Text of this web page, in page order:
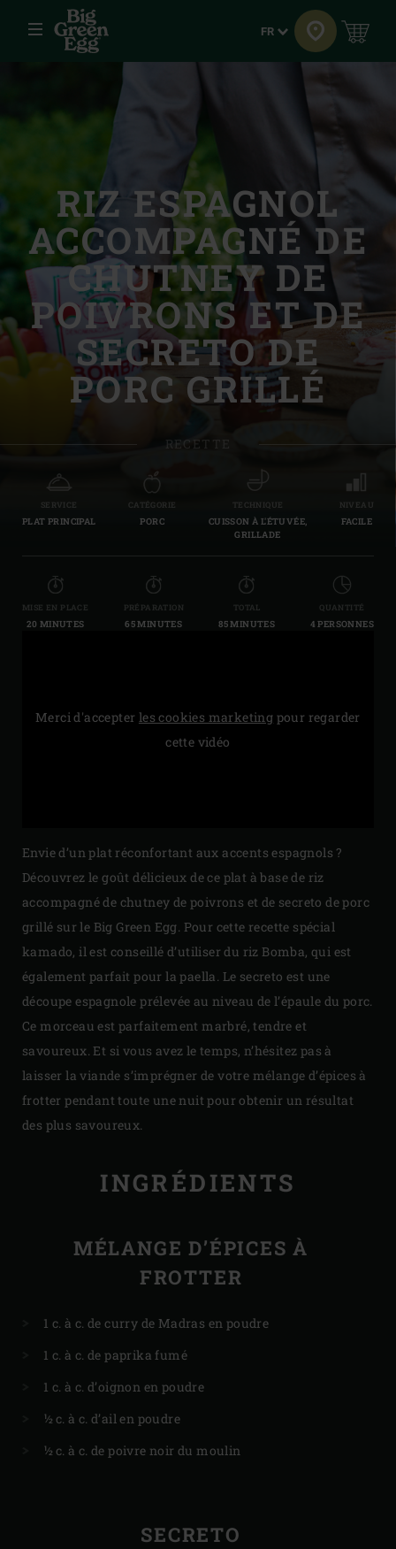
Menu Langue
FR
RIZ ESPAGNOL
ACCOMPAGNÉ DE
CHUTNEY DE
POIVRONS ET DE
SECRETO DE
PORC GRILLÉ
RECETTE
SERVICE
PLAT PRINCIPAL
CATÉGORIE
PORC
TECHNIQUE
CUISSON À L'ÉTUVÉE,
GRILLADE
NIVEAU
FACILE
MISE EN PLACE
20 MINUTES
PRÉPARATION
65 MINUTES
TOTAL
85 MINUTES
QUANTITÉ
4 PERSONNES
Merci d'accepter les cookies marketing pour regarder
cette vidéo
Envie d’un plat réconfortant aux accents espagnols ?
Découvrez le goût délicieux de ce plat à base de riz
accompagné de chutney de poivrons et de secreto de porc
grillé sur le Big Green Egg. Pour cette recette spécial
kamado, il est conseillé d’utiliser du riz Bomba, qui est
également parfait pour la paella. Le secreto est une
découpe espagnole prélevée au niveau de l’épaule du porc.
Ce morceau est parfaitement marbré, tendre et
savoureux. Et si vous avez le temps, n’hésitez pas à
laisser la viande s’imprégner de votre mélange d’épices à
frotter pendant toute une nuit pour obtenir un résultat
des plus savoureux.
INGRÉDIENTS
MÉLANGE D’ÉPICES À
FROTTER
1 c. à c. de curry de Madras en poudre
1 c. à c. de paprika fumé
1 c. à c. d’oignon en poudre
½ c. à c. d’ail en poudre
½ c. à c. de poivre noir du moulin
SECRETO